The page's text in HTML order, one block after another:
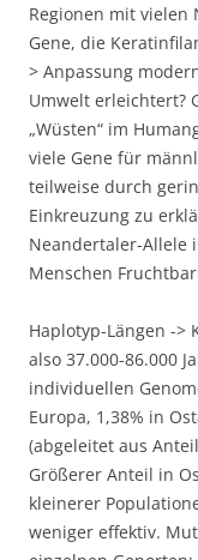
Regionen mit
Gene, die
> Anpassung
Umwelt erleichtert?
„Wüsten“ im
viele Gene für
teilweise durch
Einkreuzung zu
Neandertaler-Allele
Menschen
Haplotyp-Längen ->
also 37.000-86.000
individuellen
Europa, 1,38% in
(abgeleitet aus
Größerer Anteil in
kleinerer
weniger effektiv.